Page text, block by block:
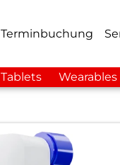
Terminbuchung
Tablets Wearables